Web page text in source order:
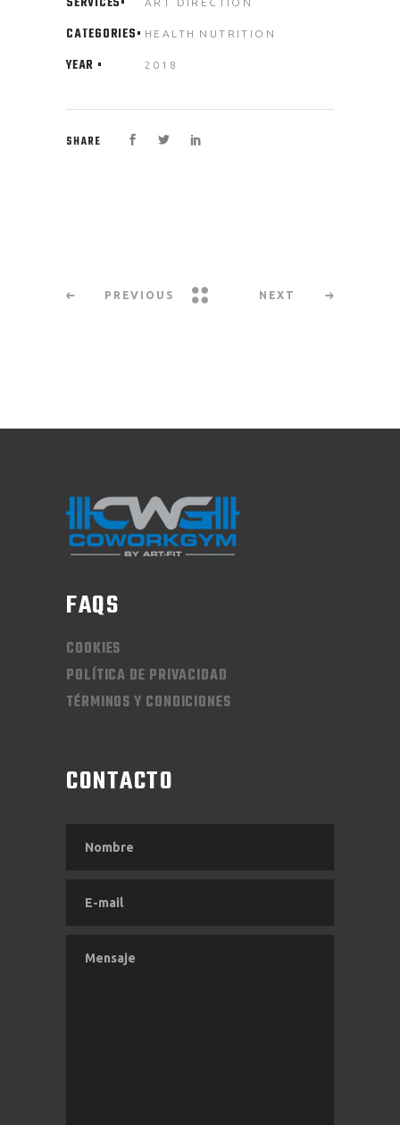
ART DIRECTION
CATEGORIES HEALTH NUTRITION
YEAR 2018
SHARE
PREVIOUS NEXT
FAQS
COOKIES
POLÍTICA DE PRIVACIDAD
TÉRMINOS Y CONDICIONES
CONTACTO